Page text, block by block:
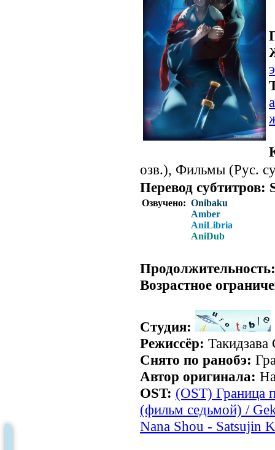
озв.), Фильмы (Рус.
Перевод субтитров:
Озвучено: Onibaku
Amber
AniLibria
AniDub
Продолжительность:
Возрастное
Студия:
Режиссёр: Такидзава
Снято по ранобэ:
Автор оригинала:
OST: (OST) Граница
(фильм седьмой) /
Nana Shou - Satsujin